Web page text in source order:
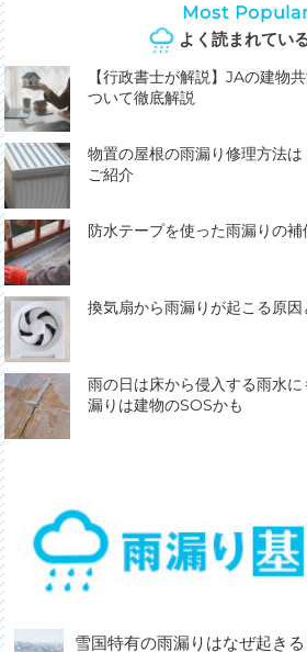
よく読まれてい
Most
【行政書士が解説】JAの建物
ついて徹底解説
物置の屋根の雨漏り修理方法
ご紹介
防水テープを使った雨漏りの
換気扇から雨漏りが起こる原
雨の日は床から侵入する雨水
漏りは建物のSOSかも
雪国特有の雨漏りはなぜ起き